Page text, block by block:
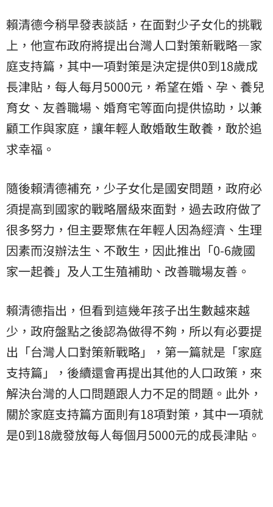
賴清德今稍早發表談話，在面對少子女化的挑戰
上，他宣布政府將提出台灣人口對策新戰略—家
庭支持篇，其中一項對策是決定提供0到18歲成
長津貼 ，每人每月5000元，希望在婚、孕、養兒
育女、友善職場、婚育宅等面向提供協助，以兼
顧工作與家庭，讓年輕人敢婚敢生敢養，敢於追
求幸福。
隨後賴清德補充，少子女化是國安問題，政府必
須提高到國家的戰略層級來面對，過去政府做了
很多努力，但主要聚焦在年輕人因為經濟、生理
因素而沒辦法生、不敢生，因此推出「0-6歲國
家一起養」及人工生殖補助、改善職場友善。
賴清德指出，但看到這幾年孩子出生數越來越
少，政府盤點之後認為做得不夠，所以有必要提
出「台灣人口對策新戰略」，第一篇就是「家庭
支持篇」，後續還會再提出其他的人口政策，來
解決台灣的人口問題跟人力不足的問題。此外，
關於家庭支持篇方面則有18項對策，其中一項就
是0到18歲發放每人每個月5000元的成長津貼。